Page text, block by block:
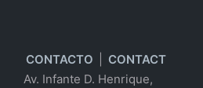
CONTACTO
CONTACT
Av. Infante D. Henrique,